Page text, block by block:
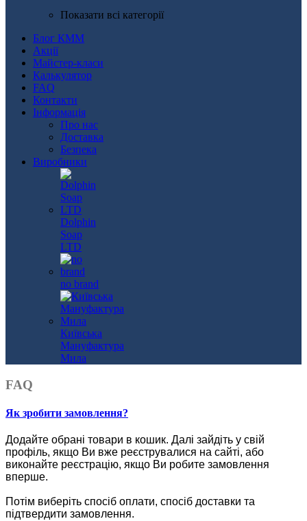
Показати всі категорії
Блог КММ
Акції
Майстер-класи
Калькулятор
FAQ
Контакти
Інформація
Про нас
Доставка
Безпека
Виробники
Dolphin
Soap
LTD
no brand
Київська
Мануфактура
Мила
FAQ
Як зробити замовлення?
Додайте обрані товари в кошик. Далі зайдіть у свій
профіль, якщо Ви вже реєструвалися на сайті, або
виконайте реєстрацію, якщо Ви робите замовлення
вперше.
Потім виберіть спосіб оплати, спосіб доставки та
підтвердити замовлення.